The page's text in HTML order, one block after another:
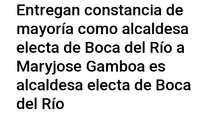
Entregan constancia de
mayoría como alcaldesa
electa de Boca del Río a
Maryjose Gamboa es
alcaldesa electa de Boca
del Río